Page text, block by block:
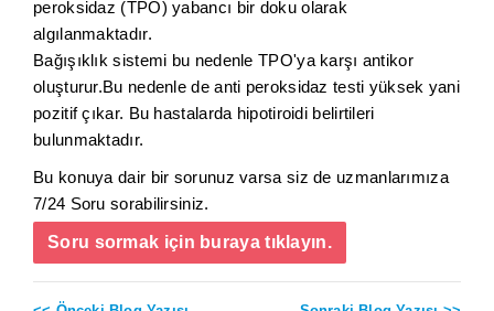
peroksidaz (TPO) yabancı bir doku olarak
algılanmaktadır.
Bağışıklık sistemi bu nedenle TPO'ya karşı antikor
oluşturur.Bu nedenle de anti peroksidaz testi yüksek yani
pozitif çıkar. Bu hastalarda hipotiroidi belirtileri
bulunmaktadır.
Bu konuya dair bir sorunuz varsa siz de uzmanlarımıza
7/24 Soru sorabilirsiniz.
Soru sormak için buraya tıklayın.